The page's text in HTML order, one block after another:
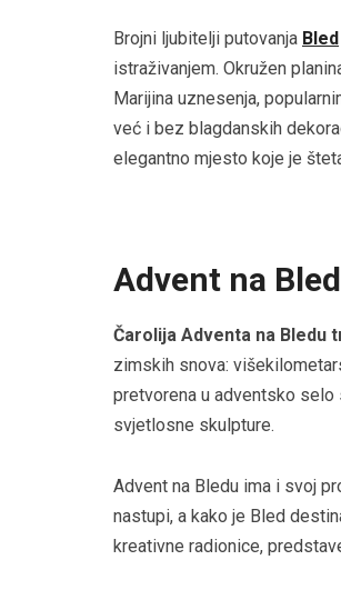
Brojni ljubitelji putovanja Bled
istraživanjem. Okružen
Marijina uznesenja,
već i bez blagdanskih
elegantno mjesto koje je
Advent na
Čarolija Adventa na Bledu
zimskih snova:
pretvorena u adventsko selo
svjetlosne skulpture.
Advent na Bledu ima i svoj
nastupi, a kako je Bled
kreativne radionice,